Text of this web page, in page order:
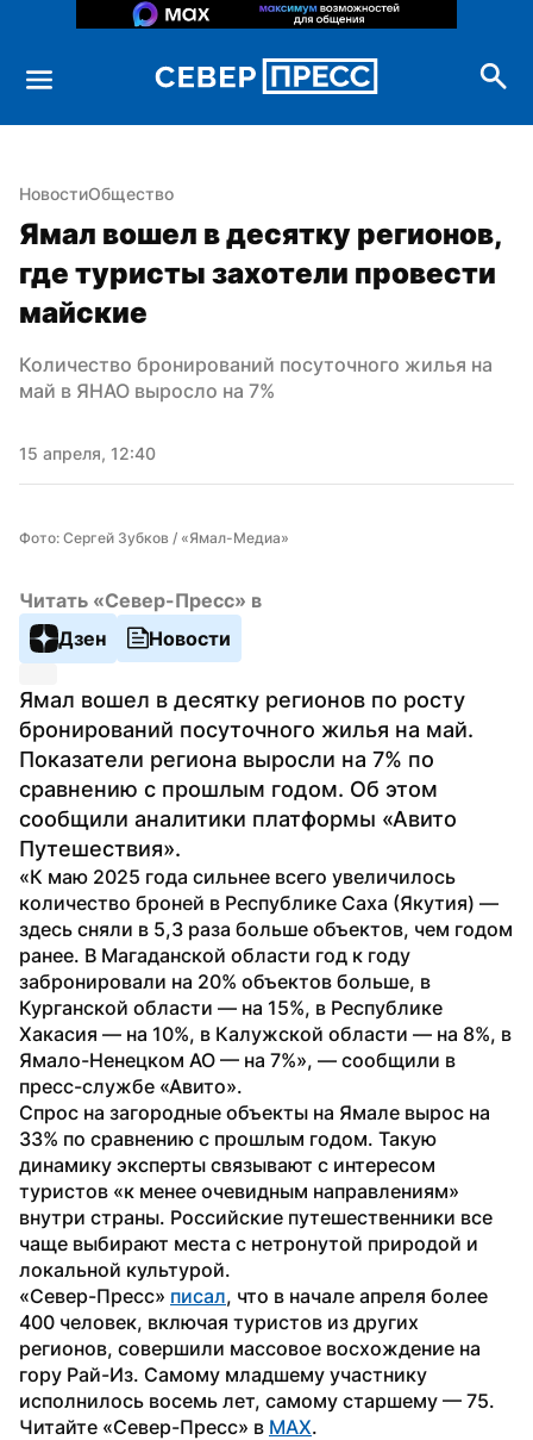
НовостиОбщество
Ямал вошел в десятку регионов,
где туристы захотели провести
майские
Количество бронирований посуточного жилья на
май в ЯНАО выросло на 7%
15 апреля, 12:40
Фото: Сергей Зубков / «Ямал-Медиа»
Читать «Север-Пресс» в
Дзен
Новости
Ямал вошел в десятку регионов по росту
бронирований посуточного жилья на май.
Показатели региона выросли на 7% по
сравнению с прошлым годом. Об этом
сообщили аналитики платформы «Авито
Путешествия».
«К маю 2025 года сильнее всего увеличилось
количество броней в Республике Саха (Якутия) —
здесь сняли в 5,3 раза больше объектов, чем годом
ранее. В Магаданской области год к году
забронировали на 20% объектов больше, в
Курганской области — на 15%, в Республике
Хакасия — на 10%, в Калужской области — на 8%, в
Ямало-Ненецком АО — на 7%», — сообщили в
пресс-службе «Авито».
Спрос на загородные объекты на Ямале вырос на
33% по сравнению с прошлым годом. Такую
динамику эксперты связывают с интересом
туристов «к менее очевидным направлениям»
внутри страны. Российские путешественники все
чаще выбирают места с нетронутой природой и
локальной культурой.
«Север-Пресс» писал, что в начале апреля более
400 человек, включая туристов из других
регионов, совершили массовое восхождение на
гору Рай-Из. Самому младшему участнику
исполнилось восемь лет, самому старшему — 75.
Читайте «Север-Пресс» в MAX.